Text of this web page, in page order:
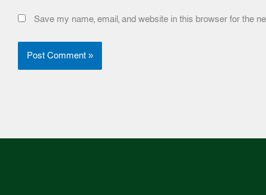
Save my name, email, and website in this browser for the